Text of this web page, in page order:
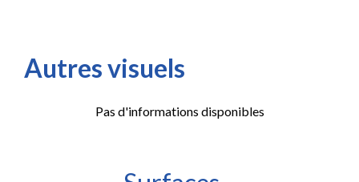
Autres visuels
Pas d'informations disponibles